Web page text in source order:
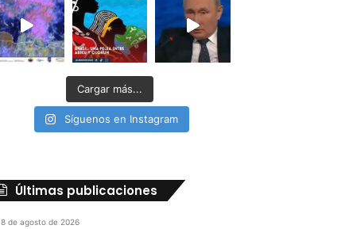
Cargar más...
Síguenos en Instagram
Últimas publicaciones
8 de agosto de 2026